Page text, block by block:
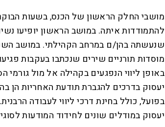
מושבי החלק הראשון של הכנס, בשעות
להתמודדות איתה. במושב הראשון יופיעו
שנעשתה בהן/ם במרחב הקהילתי. במושב
מוסדות תורניים שירים שנכתבו בעקבות
באופן ליווי הנפגעים בקהילה אל מול גורמי
יעסוק בדרכים להגברת תודעת האחריות הן
בפועל, כולל בחינת דרכי ליווי לעבודה
יעסוק במודלים שונים לחידוד המודעות